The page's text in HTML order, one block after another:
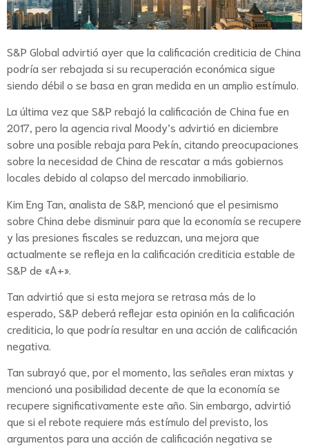
S&P Global advirtió ayer que la calificación crediticia de China
podría ser rebajada si su recuperación económica sigue
siendo débil o se basa en gran medida en un amplio estímulo.
La última vez que S&P rebajó la calificación de China fue en
2017, pero la agencia rival Moody’s advirtió en diciembre
sobre una posible rebaja para Pekín, citando preocupaciones
sobre la necesidad de China de rescatar a más gobiernos
locales debido al colapso del mercado inmobiliario.
Kim Eng Tan, analista de S&P, mencionó que el pesimismo
sobre China debe disminuir para que la economía se recupere
y las presiones fiscales se reduzcan, una mejora que
actualmente se refleja en la calificación crediticia estable de
S&P de «A+».
Tan advirtió que si esta mejora se retrasa más de lo
esperado, S&P deberá reflejar esta opinión en la calificación
crediticia, lo que podría resultar en una acción de calificación
negativa.
Tan subrayó que, por el momento, las señales eran mixtas y
mencionó una posibilidad decente de que la economía se
recupere significativamente este año. Sin embargo, advirtió
que si el rebote requiere más estímulo del previsto, los
argumentos para una acción de calificación negativa se